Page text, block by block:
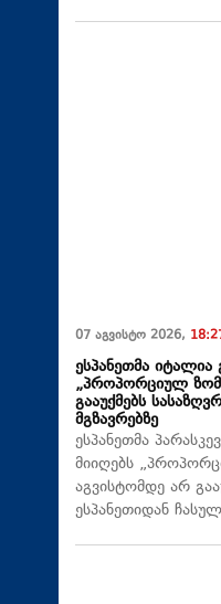
07 აგვისტო 2026,
ესპანეთმა
„პროპორციულ
გააუქმებს
მგზავრებზე
ესპანეთმა
მიიღებს
აგვისტომდე არ
ესპანეთიდან